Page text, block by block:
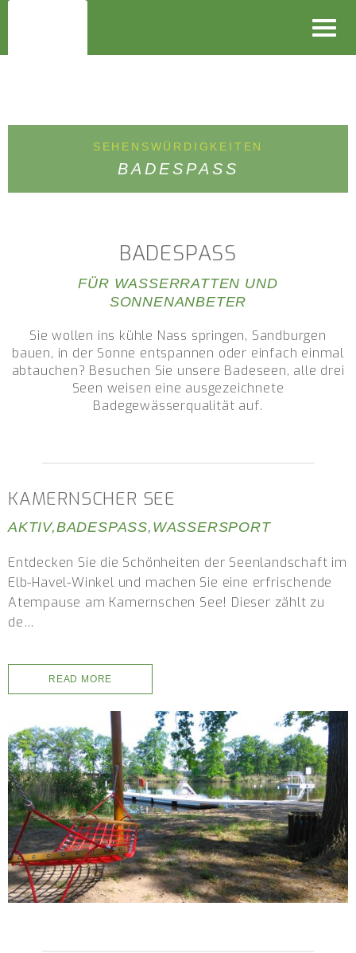
SEHENSWÜRDIGKEITEN
BADESPASS
BADESPASS
FÜR WASSERRATTEN UND
SONNENANBETER
Sie wollen ins kühle Nass springen, Sandburgen
bauen, in der Sonne entspannen oder einfach einmal
abtauchen? Besuchen Sie unsere Badeseen, alle drei
Seen weisen eine ausgezeichnete
Badegewässerqualität auf.
KAMERNSCHER SEE
AKTIV,BADESPASS , WASSERSPORT
Entdecken Sie die Schönheiten der Seenlandschaft im
Elb-Havel-Winkel und machen Sie eine erfrischende
Atempause am Kamernschen See! Dieser zählt zu
de…
READ MORE